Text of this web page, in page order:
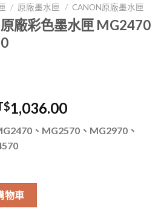
/ 原廠墨水匣 / CANON原廠墨水匣
廠彩色墨水匣 MG2470
：
1,036.00目
價
、MG2570、MG2970、
水匣 MG2470 MG3070 TR4670 數量
物車